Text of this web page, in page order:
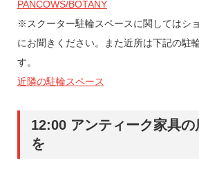
PANCOWS/BOTANY
※スクーター駐輪スペースに関してはシ
にお聞きください。また近所は下記の駐
す。
近隣の駐輪スペース
12:00 アンティーク家具の
を